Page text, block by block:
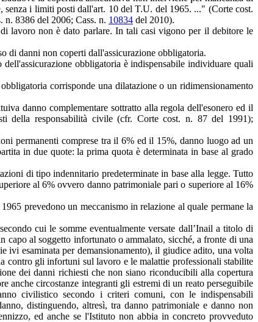
senza i limiti posti dall'art. 10 del T.U. del 1965. ..." (Corte cost.
n. 8386 del 2006; Cass. n. 10834 del 2010).
lavoro non è dato parlare. In tali casi vigono per il debitore le
di danni non coperti dall'assicurazione obbligatoria.
obbligatoria è indispensabile individuare quali
corrisponde una dilatazione o un ridimensionamento
danno complementare sottratto alla regola dell'esonero ed il
della responsabilità civile (cfr. Corte cost. n. 87 del 1991);
permanenti comprese tra il 6% ed il 15%, danno luogo ad un
in due quote: la prima quota è determinata in base al grado
di tipo indennitario predeterminate in base alla legge. Tutto
al 6% ovvero danno patrimoniale pari o superiore al 16%
prevedono un meccanismo in relazione al quale permane la
cui le somme eventualmente versate dall’Inail a titolo di
al soggetto infortunato o ammalato, sicché, a fronte di una
ivi esaminata per demansionamento), il giudice adito, una volta
contro gli infortuni sul lavoro e le malattie professionali stabilite
dei danni richiesti che non siano riconducibili alla copertura
anche circostanze integranti gli estremi di un reato perseguibile
civilistico secondo i criteri comuni, con le indispensabili
distinguendo, altresì, tra danno patrimoniale e danno non
ed anche se l'Istituto non abbia in concreto provveduto